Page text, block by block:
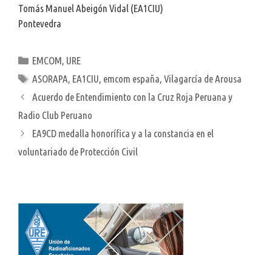
Tomás Manuel Abeigón Vidal (EA1CIU)
Pontevedra
Categorías
EMCOM, URE
Etiquetas
ASORAPA, EA1CIU, emcom españa,Vilagarcía de Arousa
Acuerdo de Entendimiento con la Cruz Roja Peruana y
Radio Club Peruano
EA9CD medalla honorífica y a la constancia en el
voluntariado de Protección Civil